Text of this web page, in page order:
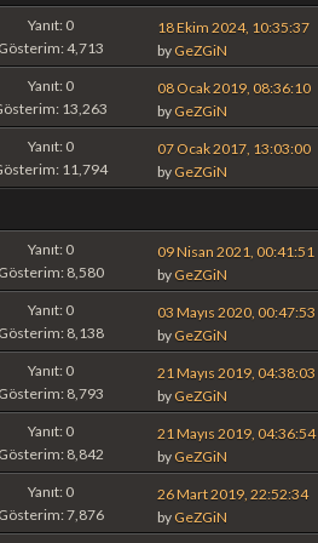
Yanıt: 0
Gösterim: 4,713
18 Ekim 2024, 10:35:37
by GeZGiN
Yanıt: 0
13,263
08 Ocak 2019, 08:36:10
by GeZGiN
Yanıt: 0
11,794
07 Ocak 2017, 13:03:00
by GeZGiN
Yanıt: 0
Gösterim: 8,580
09 Nisan 2021, 00:41:51
by GeZGiN
Yanıt: 0
Gösterim: 8,138
03 Mayıs 2020, 00:47:53
by GeZGiN
Yanıt: 0
Gösterim: 8,793
21 Mayıs 2019, 04:38:03
by GeZGiN
Yanıt: 0
Gösterim: 8,842
21 Mayıs 2019, 04:36:54
by GeZGiN
Yanıt: 0
Gösterim: 7,876
26 Mart 2019, 22:52:34
by GeZGiN